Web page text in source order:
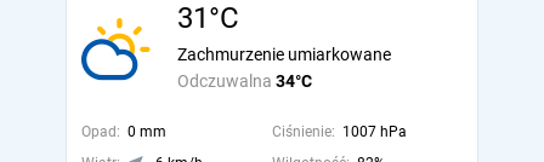
31°C
Odczuwalna 34°C
Zachmurzenie umiarkowane
Opad: 0 mm Ciśnienie: 1007 hPa